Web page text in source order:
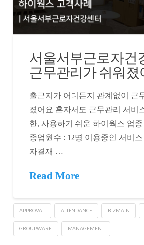
서울서부근로자건
근무관리가 쉬워졌
출근지가 어디든지 관계없이 근
졌어요 혼자서도 근무관리 서비
한, 사용하기 쉬운 하이웍스 업
종업원수 : 12명 이용중인 서비스
자결재 …
Read More
APPROVAL ATTENDANCE BIZMAIN
GROUPWARE MANAGEMENT